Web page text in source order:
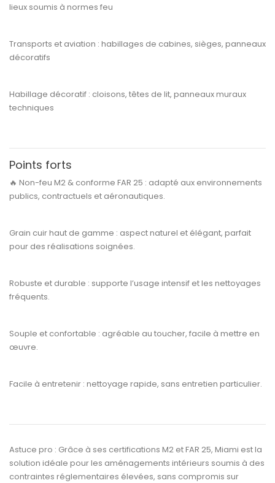
lieux soumis à normes feu
Transports et aviation : habillages de cabines, sièges, panneaux
décoratifs
Habillage décoratif : cloisons, têtes de lit, panneaux muraux
techniques
Points forts
🔥 Non-feu M2 & conforme FAR 25 : adapté aux environnements
publics, contractuels et aéronautiques.
Grain cuir haut de gamme : aspect naturel et élégant, parfait
pour des réalisations soignées.
Robuste et durable : supporte l’usage intensif et les nettoyages
fréquents.
Souple et confortable : agréable au toucher, facile à mettre en
œuvre.
Facile à entretenir : nettoyage rapide, sans entretien particulier.
Astuce pro : Grâce à ses certifications M2 etFAR 25, Miami est la
solution idéale pour les aménagements intérieurs soumis à des
contraintes réglementaires élevées, sans compromis sur